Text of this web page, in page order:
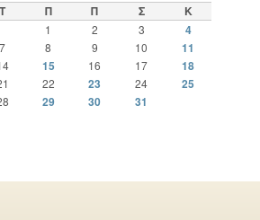
Τ Π Π Σ Κ
1 2 3 4
7 8 9 10 11
15 16 17 18
22 23 24
25
29 30
31